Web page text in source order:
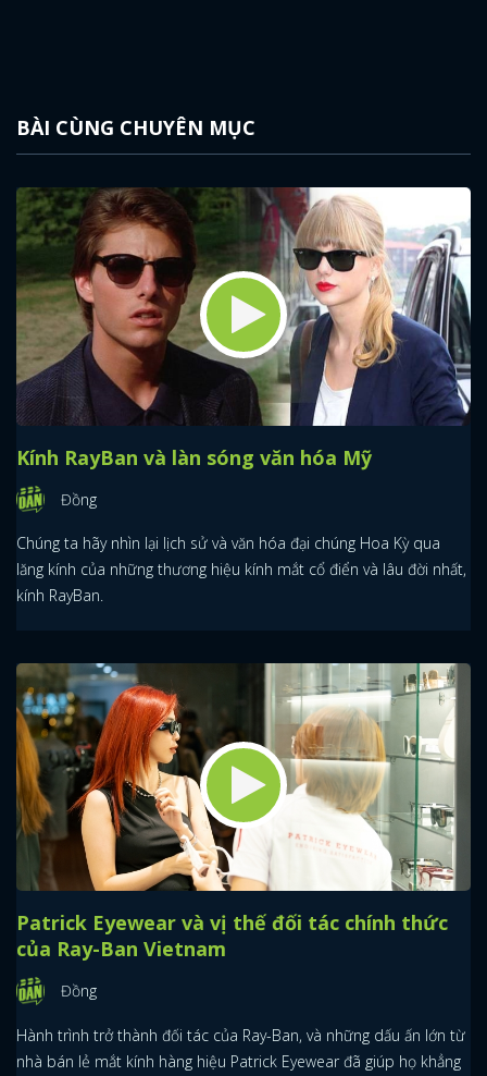
BÀI CÙNG CHUYÊN MỤC
Kính RayBan và làn sóng văn hóa Mỹ
Đồng
Chúng ta hãy nhìn lại lịch sử và văn hóa đại chúng Hoa Kỳ qua
lăng kính của những thương hiệu kính mắt cổ điển và lâu đời nhất,
kính RayBan.
Patrick Eyewear và vị thế đối tác chính thức
của Ray-Ban Vietnam
Đồng
Hành trình trở thành đối tác của Ray-Ban, và những dấu ấn lớn từ
nhà bán lẻ mắt kính hàng hiệu Patrick Eyewear đã giúp họ khẳng